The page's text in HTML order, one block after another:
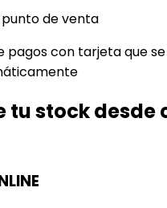
de venta
pagos con tarjeta que
tu stock desde